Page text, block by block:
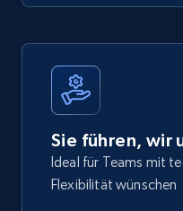
Sie führen, wir
Ideal für Teams mit
Flexibilität wünschen